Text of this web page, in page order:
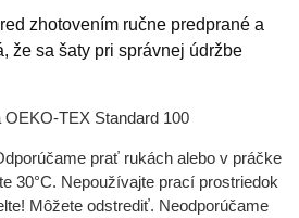
zhotovením ručne predprané a
že sa šaty pri správnej údržbe
OEKO-TEX Standard 100
prať rukách alebo v práčke
30°C. Nepoužívajte prací prostriedok
Môžete odstrediť. Neodporúčame